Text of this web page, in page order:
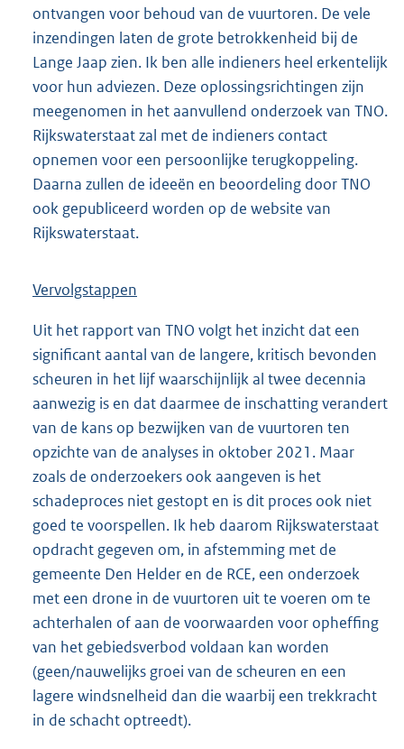
ontvangen voor behoud van de vuurtoren. De vele
inzendingen laten de grote betrokkenheid bij de
Lange Jaap zien. Ik ben alle indieners heel erkentelijk
voor hun adviezen. Deze oplossingsrichtingen zijn
meegenomen in het aanvullend onderzoek van TNO.
Rijkswaterstaat zal met de indieners contact
opnemen voor een persoonlijke terugkoppeling.
Daarna zullen de ideeën en beoordeling door TNO
ook gepubliceerd worden op de website van
Rijkswaterstaat.
Vervolgstappen
Uit het rapport van TNO volgt het inzicht dat een
significant aantal van de langere, kritisch bevonden
scheuren in het lijf waarschijnlijk al twee decennia
aanwezig is en dat daarmee de inschatting verandert
van de kans op bezwijken van de vuurtoren ten
opzichte van de analyses in oktober 2021. Maar
zoals de onderzoekers ook aangeven is het
schadeproces niet gestopt en is dit proces ook niet
goed te voorspellen. Ik heb daarom Rijkswaterstaat
opdracht gegeven om, in afstemming met de
gemeente Den Helder en de RCE, een onderzoek
met een drone in de vuurtoren uit te voeren om te
achterhalen of aan de voorwaarden voor opheffing
van het gebiedsverbod voldaan kan worden
(geen/nauwelijks groei van de scheuren en een
lagere windsnelheid dan die waarbij een trekkracht
in de schacht optreedt).